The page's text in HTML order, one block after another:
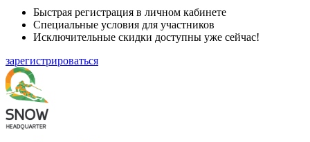
Быстрая регистрация в личном кабинете
Специальные условия для участников
Исключительные скидки доступны уже сейчас!
зарегистрироваться